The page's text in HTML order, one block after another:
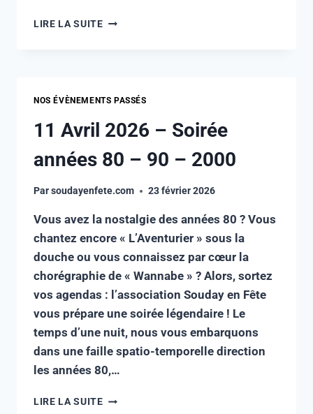
LIRE LA SUITE
NOS ÉVÈNEMENTS PASSÉS
11 Avril 2026 – Soirée
années 80 – 90 – 2000
Parsoudayenfete.com 23 février 2026
Vous avez la nostalgie des années 80 ? Vous
chantez encore « L’Aventurier » sous la
douche ou vous connaissez par cœur la
chorégraphie de « Wannabe » ? Alors, sortez
vos agendas : l’association Souday en Fête
vous prépare une soirée légendaire ! Le
temps d’une nuit, nous vous embarquons
dans une faille spatio-temporelle direction
les années 80,…
LIRE LA SUITE